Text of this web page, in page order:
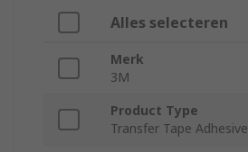
Alles selecteren
Merk
3M
Product Type
Transfer Tape Adhesive